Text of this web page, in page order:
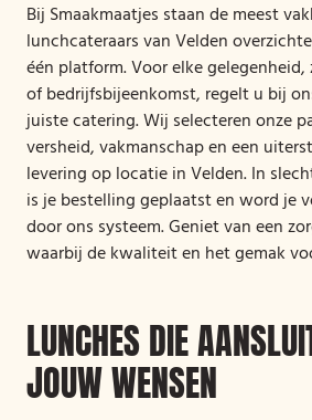
Bij Smaakmaatjes staan de meest
lunchcateraars van Velden
één platform. Voor elke
of bedrijfsbijeenkomst, regelt u bij
juiste catering. Wij selecteren onze
versheid, vakmanschap en een
levering op locatie in Velden. In
is je bestelling geplaatst en word je
door ons systeem. Geniet van een
waarbij de kwaliteit en het gemak
LUNCHES DIE
JOUW WENSEN